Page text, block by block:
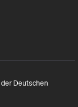
Deutschen